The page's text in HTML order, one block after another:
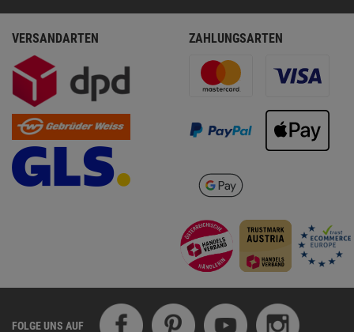
VERSANDARTEN ZAHLUNGSARTEN
FOLGE UNS AUF